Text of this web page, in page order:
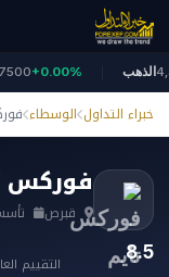
+0.00% الذهب4,321
خبراء التداول الوسطاء
فوركس
قبرص تأسس
8.5
التقييم